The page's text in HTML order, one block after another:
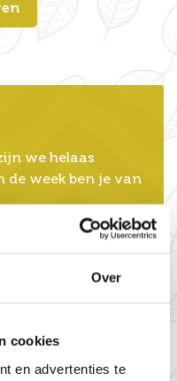
Over
cookies
en advertenties te
we helaas
de week ben je van
(keuken tot
zijn we